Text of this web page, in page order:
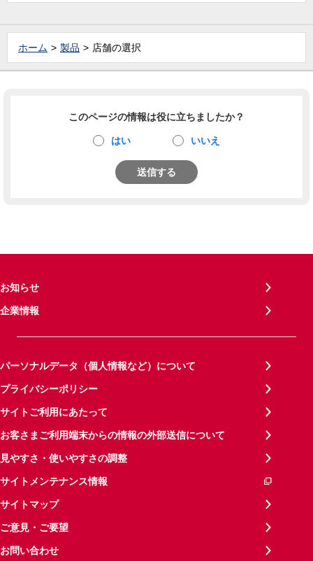
ホーム 製品 店舗の選択
このページの情報は役に立ちましたか？
はい いいえ
送信する
お知らせ
企業情報
パーソナルデータ（個人情報など）について
プライバシーポリシー
サイトご利用にあたって
お客さまご利用端末からの情報の外部送信について
見やすさ・使いやすさの調整
サイトメンテナンス情報
サイトマップ
ご意見・ご要望
お問い合わせ